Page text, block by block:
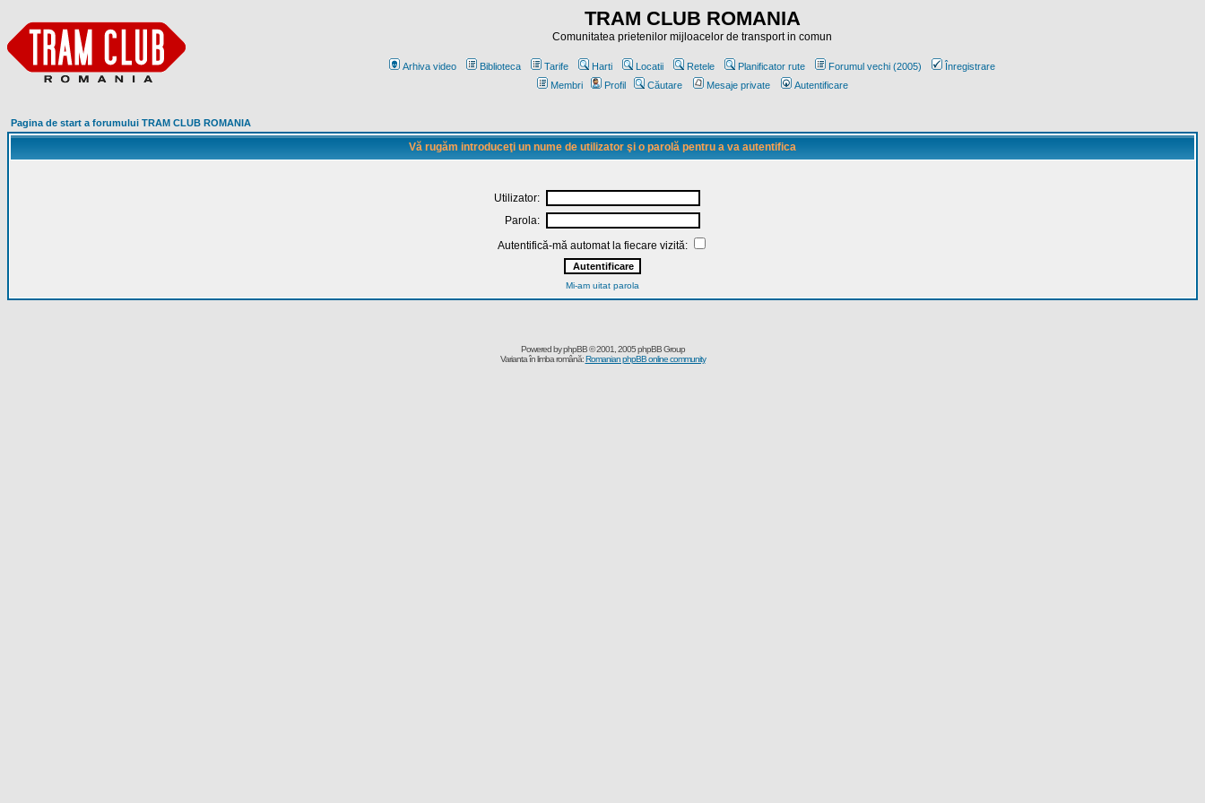
TRAM CLUB ROMANIA
Comunitatea prietenilor mijloacelor de transport in comun
Arhiva video Biblioteca Tarife Harti Locatii Retele Planificator rute Forumul vechi (2005)
Înregistrare
Membri
Profil Căutare Mesaje private Autentificare
Pagina de start a forumului TRAM CLUB ROMANIA
Vă rugăm introduceţi un nume de utilizator şi o parolă pentru a va autentifica
Utilizator:
Parola:
Autentifică-mă automat la fiecare vizită:
Mi-am uitat parola
Powered byphpBB© 2001, 2005 phpBB Group
Varianta în limba română:Romanian phpBB online community